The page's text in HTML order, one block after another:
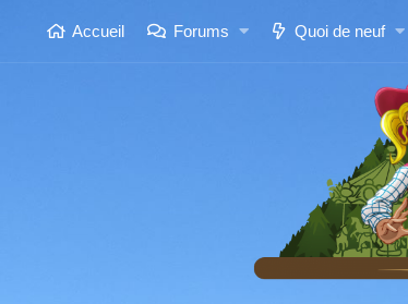
Accueil Forums Quoi de neuf